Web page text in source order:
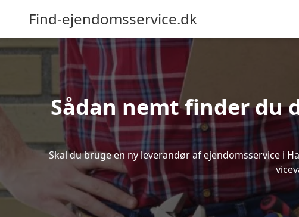
Find-ejendomsservice.dk
Sådan nemt finder du
Skal du bruge en ny leverandør af ejendomsservice i